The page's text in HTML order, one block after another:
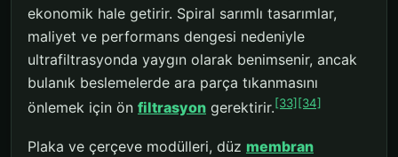
ekonomik hale getirir. Spiral sarımlı tasarımlar,
maliyet ve performans dengesi nedeniyle
ultrafiltrasyonda yaygın olarak benimsenir, ancak
bulanık beslemelerde ara parça tıkanmasını
önlemek için ön filtrasyon gerektirir.[33] [34]
Plaka ve çerçeve modülleri, düz membran